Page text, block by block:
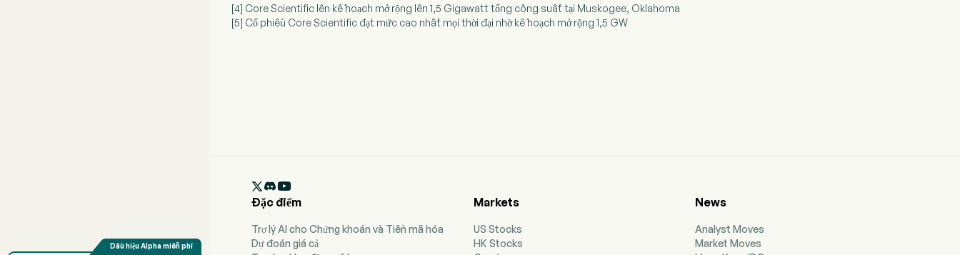
[4] Core Scientific lên kế hoạch mở rộng lên 1,5 Gigawatt tổng công suất tại Muskogee, Oklahoma
[5] Cổ phiếu Core Scientific đạt mức cao nhất mọi thời đại nhờ kế hoạch mở rộng 1,5 GW

Đặc điểm
Trợ lý AI cho Chứng khoán và Tiền mã hóa
Dự đoán giá cả
Markets
US Stocks
HK Stocks
News
Analyst Moves
Market Moves